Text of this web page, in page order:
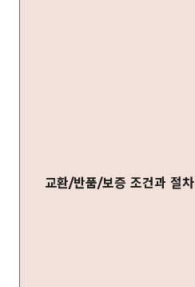
교환/반품/보증 조건과 절차